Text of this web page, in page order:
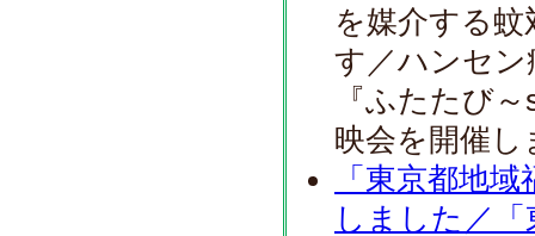
を媒介する
す／ハンセ
『ふたたび
映会を開催し
「東京都地
しました／